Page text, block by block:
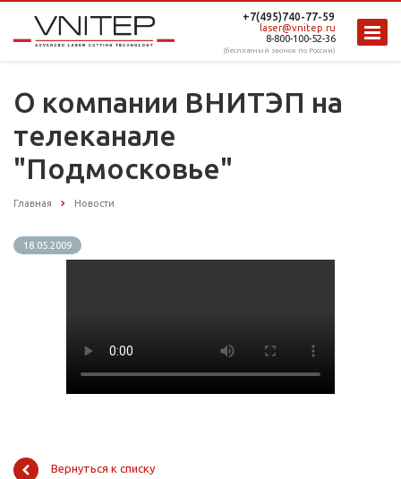
+7(495)740-77-59
laser@vnitep.ru
8-800-100-52-36
(бесплатный звонок по России)
О компании ВНИТЭП на
телеканале
"Подмосковье"
Главная Новости
18.05.2009
Вернуться к списку